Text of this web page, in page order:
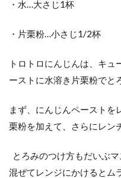
・水…大さじ1杯
・片栗粉…小さじ1/2杯
トロトロにんじんは、キ
ーストに水溶き片栗粉でと
まず、にんじんペーストを
栗粉を加えて、さらにレン
とろみのつけ方もだいぶ
混ぜてレンジにかけるとム